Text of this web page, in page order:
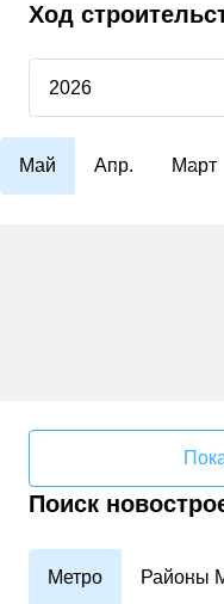
Ход
2026
Май Апр. Март
Поиск
Метро Районы